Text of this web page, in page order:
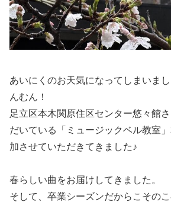
あいにくのお天気になってしまいま
んむん！
足立区本木関原住区センター悠々館
だいている「ミュージックベル教室
加させていただきてきました♪
春らしい曲をお届けしてきました。
そして、卒業シーズンだからこそのこ